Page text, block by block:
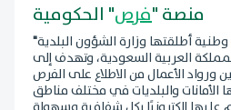
منصة "فرص" الحكومية
"أطلقتها وزارة الشؤون البلدية
العربية السعودية، وتهدف إلى
ورواد الأعمال من الاطلاع على الفرص
الأمانات والبلديات في مختلف مناطق